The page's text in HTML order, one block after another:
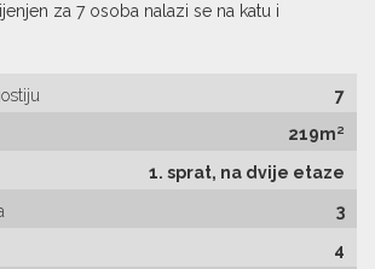
za 7 osoba nalazi se na katu i
7
219m²
1. sprat, na dvije etaze
3
4